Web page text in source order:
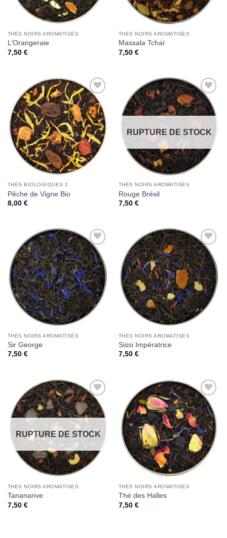
THÉS NOIRS AROMATISÉS
L’Orangeraie
7,50 €
THÉS NOIRS AROMATISÉS
Massala Tchaï
7,50 €
Add to
Wishlist
THÉS BIOLOGIQUES 2
Pêche de Vigne Bio
8,00 €
Add to
Wishlist
RUPTURE DE STOCK
THÉS NOIRS AROMATISÉS
Rouge Brésil
7,50 €
Add to
Wishlist
THÉS NOIRS AROMATISÉS
Sir George
7,50 €
Add to
Wishlist
THÉS NOIRS AROMATISÉS
Sissi Impératrice
7,50 €
Add to
Wishlist
RUPTURE DE STOCK
THÉS NOIRS AROMATISÉS
Tananarive
7,50 €
Add to
Wishlist
THÉS NOIRS AROMATISÉS
Thé des Halles
7,50 €